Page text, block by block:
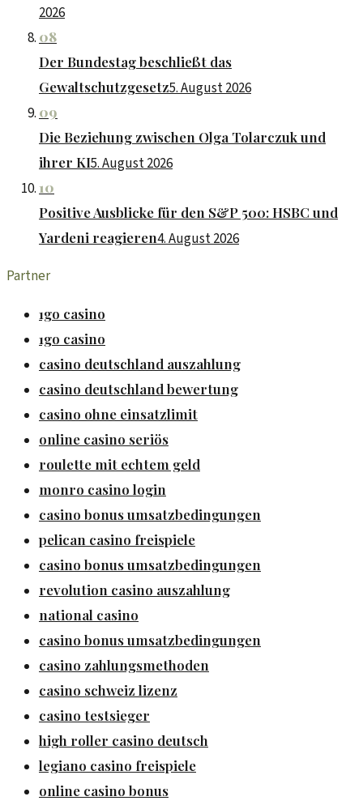
2026
08
Der Bundestag beschließt das
Gewaltschutzgesetz5. August 2026
09
Die Beziehung zwischen Olga Tolarczuk und
ihrer KI5. August 2026
10
Positive Ausblicke für den S&P 500: HSBC und
Yardeni reagieren4. August 2026
Partner
1go casino
1go casino
casino deutschland auszahlung
casino deutschland bewertung
casino ohne einsatzlimit
online casino seriös
roulette mit echtem geld
monro casino login
casino bonus umsatzbedingungen
pelican casino freispiele
casino bonus umsatzbedingungen
revolution casino auszahlung
national casino
casino bonus umsatzbedingungen
casino zahlungsmethoden
casino schweiz lizenz
casino testsieger
high roller casino deutsch
legiano casino freispiele
online casino bonus